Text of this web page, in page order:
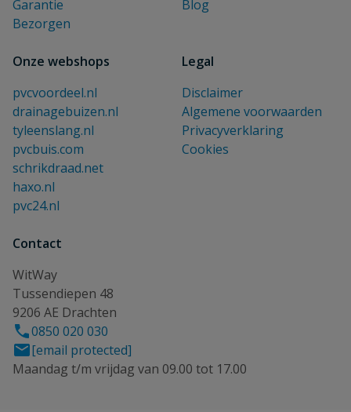
Garantie
Bezorgen
Blog
Onze webshops
pvcvoordeel.nl
drainagebuizen.nl
tyleenslang.nl
pvcbuis.com
schrikdraad.net
haxo.nl
pvc24.nl
Legal
Disclaimer
Algemene voorwaarden
Privacyverklaring
Cookies
Contact
WitWay
Tussendiepen 48
9206 AE Drachten
0850 020 030
[email protected]
Maandag t/m vrijdag van 09.00 tot 17.00